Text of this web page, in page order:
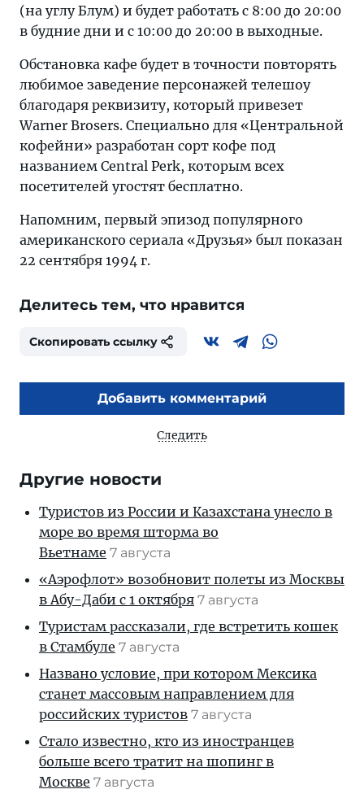
(на углу Блум) и будет работать с 8:00 до 20:00
в будние дни и с 10:00 до 20:00 в выходные.
Обстановка кафе будет в точности повторять
любимое заведение персонажей телешоу
благодаря реквизиту, который привезет
Warner Brosers. Специально для «Центральной
кофейни» разработан сорт кофе под
названием Central Perk, которым всех
посетителей угостят бесплатно.
Напомним, первый эпизод популярного
американского сериала «Друзья» был показан
22 сентября 1994 г.
Делитесь тем, что нравится
Скопировать ссылку
Добавить комментарий
Следить
Другие новости
Туристов из России и Казахстана унесло в
море во время шторма во
Вьетнаме 7 августа
«Аэрофлот» возобновит полеты из Москвы
в Абу-Даби с 1 октября 7 августа
Туристам рассказали, где встретить кошек
в Стамбуле 7 августа
Названо условие, при котором Мексика
станет массовым направлением для
российских туристов 7 августа
Стало известно, кто из иностранцев
больше всего тратит на шопинг в
Москве 7 августа